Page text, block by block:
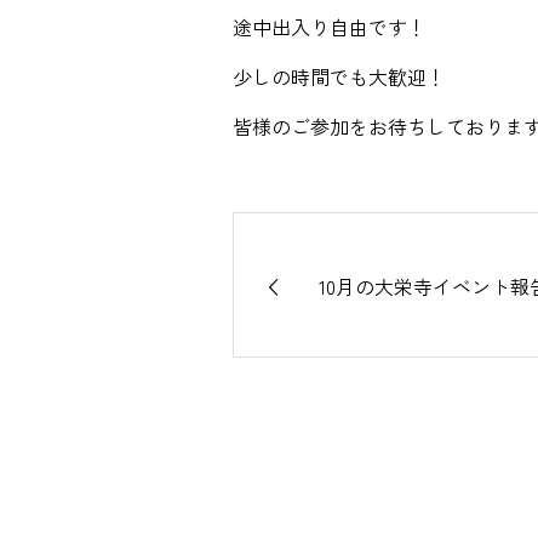
途中出入り自由です！
少しの時間でも大歓迎！
皆様のご参加をお待ちしておりま
10月の大栄寺イベント報